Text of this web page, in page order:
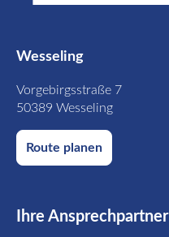
Wesseling
Vorgebirgsstraße 7
50389 Wesseling
Route planen
Ihre Ansprechpartner